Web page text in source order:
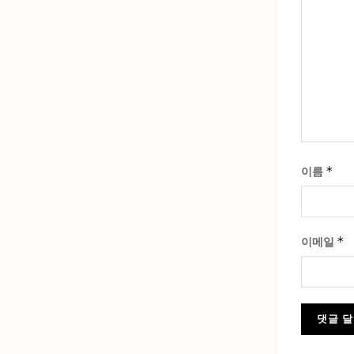
이름 *
이메일 *